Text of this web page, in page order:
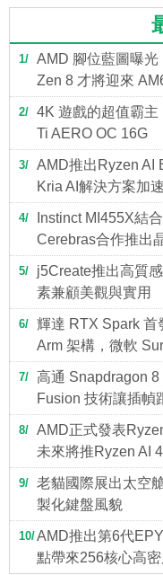
1
AMD 腳位藍圖曝光
Zen 8 才將迎來
2
4K 遊戲的超值霸
Ti AERO OC 16G
3
AMD推出Ryzen AI
Kria AI解決方案加
4
Instinct MI455X結
Cerebras合作推出
5
j5Create推出高質
素兼顧美觀與實用
6
輝達 RTX Spark 首
Arm 架構，微軟
7
高通 Snapdragon
Fusion 技術讓插幀
8
AMD正式發表
未來將推Ryzen AI
9
老貓國際展出太空
製化鍵盤風貌
10 AMD推出第6代
點帶來256核心高